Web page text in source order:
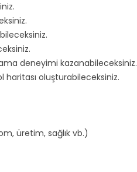
deneyimi kazanabileceksiniz.
haritası oluşturabileceksiniz.
üretim, sağlık vb.)